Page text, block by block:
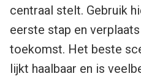
centraal stelt. Gebruik
eerste stap en
toekomst. Het beste
lijkt haalbaar en is